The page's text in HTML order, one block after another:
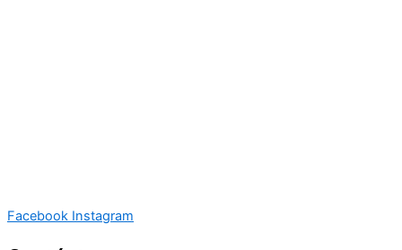
Facebook Instagram